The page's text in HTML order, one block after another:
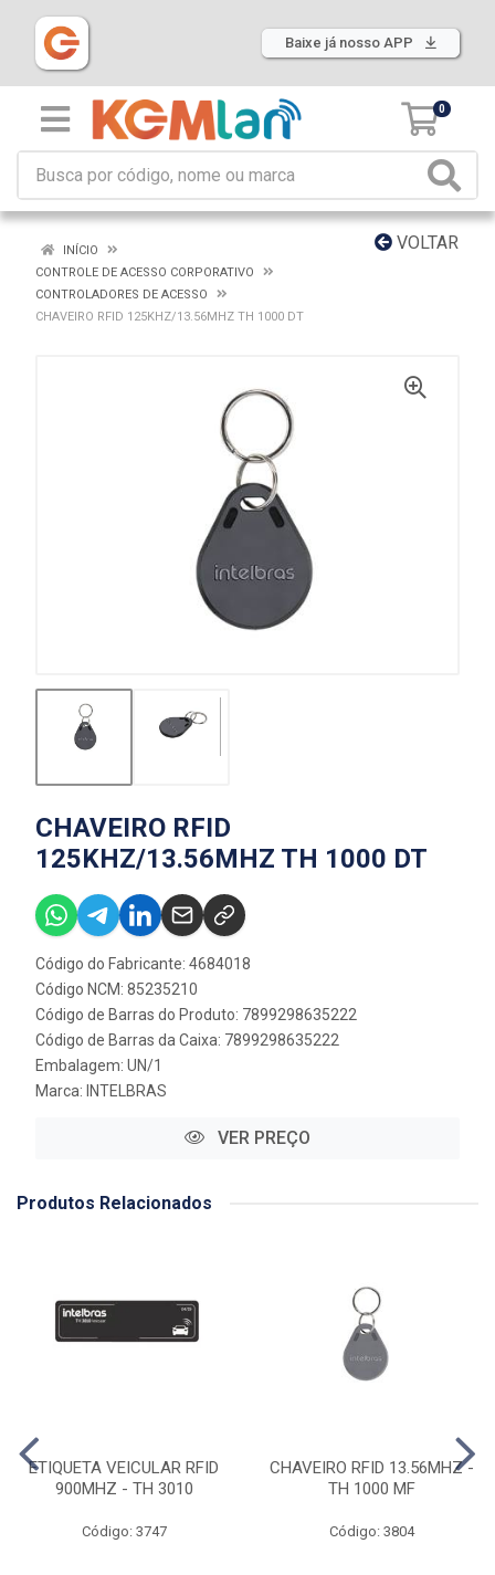
Baixe já nosso APP
0
VOLTAR
INÍCIO
CONTROLE DE ACESSO CORPORATIVO
CONTROLADORES DE ACESSO
CHAVEIRO RFID 125KHZ/13.56MHZ TH 1000 DT
CHAVEIRO RFID
125KHZ/13.56MHZ TH 1000 DT
Código do Fabricante: 4684018
Código NCM: 85235210
Código de Barras do Produto: 7899298635222
Código de Barras da Caixa: 7899298635222
Embalagem: UN/1
Marca: INTELBRAS
VER PREÇO
Produtos Relacionados
ETIQUETA VEICULAR RFID
900MHZ - TH 3010
Código: 3747
CHAVEIRO RFID 13.56MHZ -
TH 1000 MF
Código: 3804